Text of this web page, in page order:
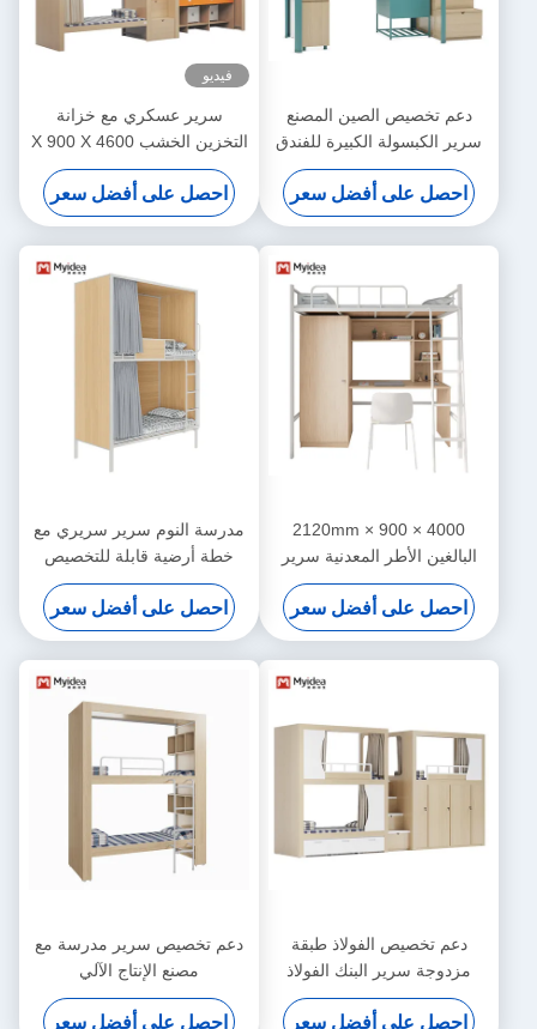
دعم تخصيص الصين المصنع
سرير الكبسولة الكبيرة للفندق
صندوق الواردات سرير
الكبسولة الكبيرة مع السلالم
احصل على أفضل سعر
فيديو
سرير عسكري مع خزانة
التخزين الخشب 4600 X 900 X
2400mm دعم التخصيص
احصل على أفضل سعر
4000 × 900 × 2120mm
البالغين الأطر المعدنية سرير
سرير مع دعم المكتب تخصيص
احصل على أفضل سعر
مدرسة النوم سرير سريري مع
خطة أرضية قابلة للتخصيص
وضمان الضرر غير البشري دعم
تخصيص
احصل على أفضل سعر
دعم تخصيص الفولاذ طبقة
مزدوجة سرير البنك الفولاذ
مستخدم سرير البنك إطار
الفولاذ سرير البنك مزدوج أكثر
احصل على أفضل سعر
دعم تخصيص سرير مدرسة مع
مصنع الإنتاج الآلي
احصل على أفضل سعر